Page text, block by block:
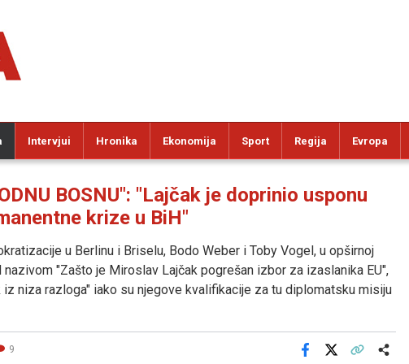
Intervjui Hronika Ekonomija Sport Regija Evropa
BOSNU": "Lajčak je doprinio usponu
krize u BiH"
u Berlinu i Briselu, Bodo Weber i Toby Vogel, u opširnoj
"Zašto je Miroslav Lajčak pogrešan izbor za izaslanika EU",
iz niza razloga" iako su njegove kvalifikacije za tu diplomatsku misiju
9
Facebook